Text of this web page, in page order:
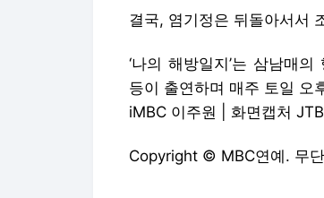
결국, 염기정은 뒤돌아서서
‘나의 해방일지’는 삼남매
등이 출연하며 매주 토일 오
iMBC 이주원 | 화면캡처
Copyright © MBC연예. 무